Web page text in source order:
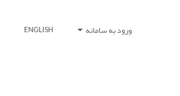
ورود به سامانه ENGLISH